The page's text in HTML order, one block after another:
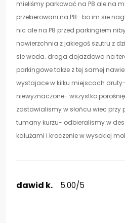
mieliśmy parkować na P8 ale na
przekierowani na P8- bo im sie
nic ale na P8 przed parkingiem
nawierzchnia z jakiegoś szutru z
sie woda. droga dojazdowa na
parkingowe także z tej samej
wystajace w kilku miejscach
niewyznaczone- wszystko
zastawialismy w słońcu wiec przy
tumany kurzu- odbieralismy w
kałużami i kroczenie w wysokiej
dawid k. 5.00/5